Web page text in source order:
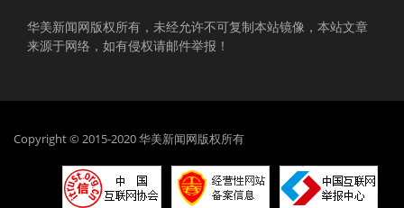
华美新闻网版权所有，未经允许不可复制本站镜像，本站文章
来源于网络，如有侵权请邮件举报！
Copyright © 2015-2020 华美新闻网版权所有